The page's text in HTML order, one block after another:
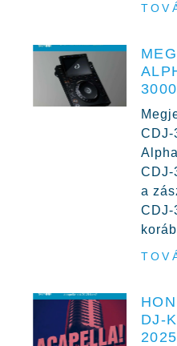
CDJ-
CDJ-
a
CDJ-
DJ-